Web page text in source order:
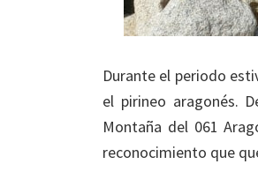
Durante el periodo
el pirineo aragonés.
Montaña del 061
reconocimiento que